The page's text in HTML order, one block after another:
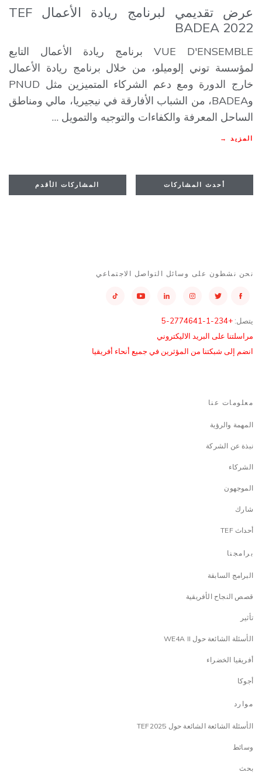
عرض تقديمي لبرنامج ريادة الأعمال TEF
BADEA 2022
VUE D'ENSEMBLE برنامج ريادة الأعمال التابع
لمؤسسة توني إلوميلو، من خلال برنامج ريادة الأعمال
خارج الدورة ومع دعم الشركاء المتميزين مثل PNUD
وBADEA، من الشباب الأفارقة في نيجيريا، مالي ومناطق
الساحل المعرفة والكفاءات والتوجيه والتمويل …
المزيد →
المشاركات الأقدم أحدث المشاركات
نحن نشطون على وسائل التواصل الاجتماعي
يتصل: +234-1-2774641-5
مراسلتنا على البريد الاليكتروني
انضم إلى شبكتنا من المؤثرين في جميع أنحاء أفريقيا
معلومات عنا
المهمة والرؤية
نبذة عن الشركة
الشركاء
الموجهون
شارك
أحداث TEF
برامجنا
البرامج السابقة
قصص النجاح الأفريقية
تأثير
الأسئلة الشائعة حول WE4A II
أفريقيا الخضراء
أجوكا
موارد
الأسئلة الشائعة الشائعة حول TEF2025
وسائط
بحث